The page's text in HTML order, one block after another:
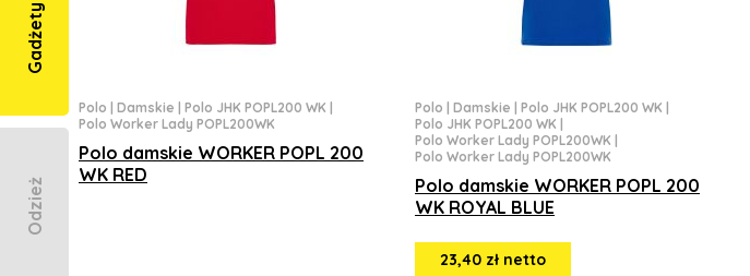
Polo Damskie Polo JHK POPL200 WK
Polo Worker Lady POPL200WK
Polo damskie WORKER POPL 200
WK RED
Polo Damskie Polo JHK POPL200 WK
Polo JHK POPL200 WK
Polo Worker Lady POPL200WK
Polo Worker Lady POPL200WK
Polo damskie WORKER POPL 200
WK ROYAL BLUE
23,40 zł netto
Gadżety
Odzież